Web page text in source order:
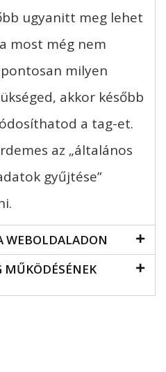
ugyanitt meg lehet
most még nem
milyen
akkor később
a tag-et.
az „általános
gyűjtése”
WEBOLDALADON​
MŰKÖDÉSÉNEK